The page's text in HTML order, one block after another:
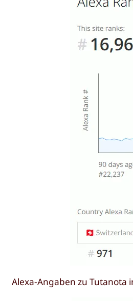
Alexa-Angaben zu Tutanota